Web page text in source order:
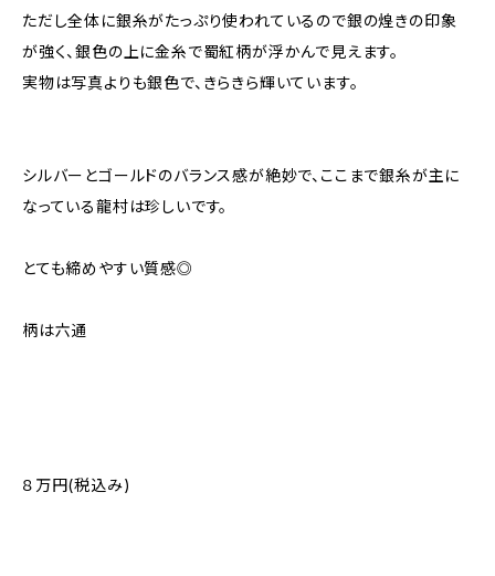
ただし全体に銀糸がたっぷり使われているので銀の煌きの印象
が強く、銀色の上に金糸で蜀紅柄が浮かんで見えます。
実物は写真よりも銀色で、きらきら輝いています。
シルバーとゴールドのバランス感が絶妙で、ここまで銀糸が主に
なっている龍村は珍しいです。
とても締めやすい質感◎
柄は六通
８万円(税込み)